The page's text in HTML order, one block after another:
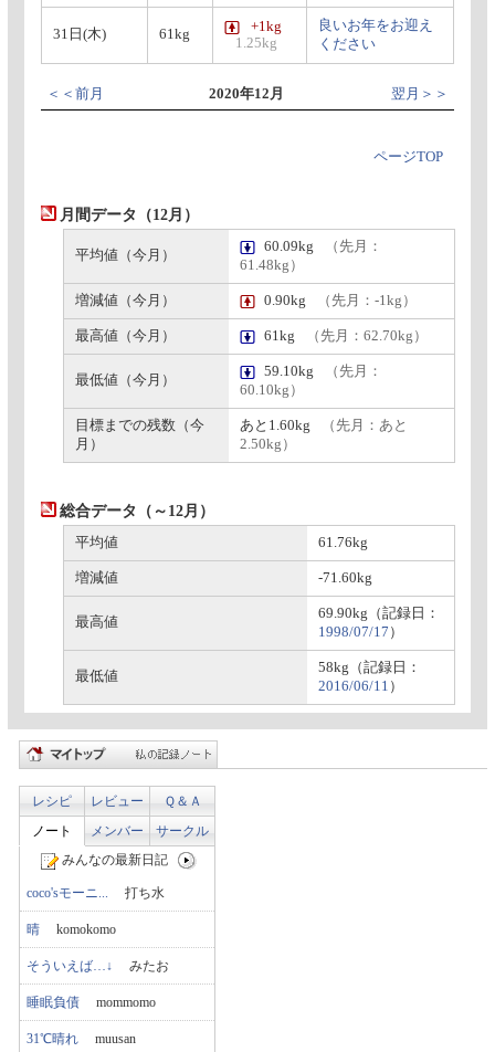
31日(木) 61kg
+1kg
1.25kg
良いお年をお迎え
ください
＜＜前月 2020年12月 翌月＞＞
ページTOP
月間データ（12月）
平均値（今月）
60.09kg
（先月：
61.48kg）
増減値（今月） 0.90kg （先月：-1kg）
最高値（今月） 61kg （先月：62.70kg）
最低値（今月）
59.10kg
（先月：
60.10kg）
目標までの残数（今
月）
あと1.60kg
（先月：あと
2.50kg）
総合データ（～12月）
平均値 61.76kg
増減値 -71.60kg
最高値
69.90kg（記録日：
1998/07/17 ）
最低値
58kg（記録日：
2016/06/11 ）
レシピ レビュー
Ｑ＆Ａ
ノート
メンバー
サークル
みんなの最新日記
coco'sモーニ... 打ち水
晴 komokomo
そういえば…↓ みたお
睡眠負債 mommomo
31℃晴れ muusan